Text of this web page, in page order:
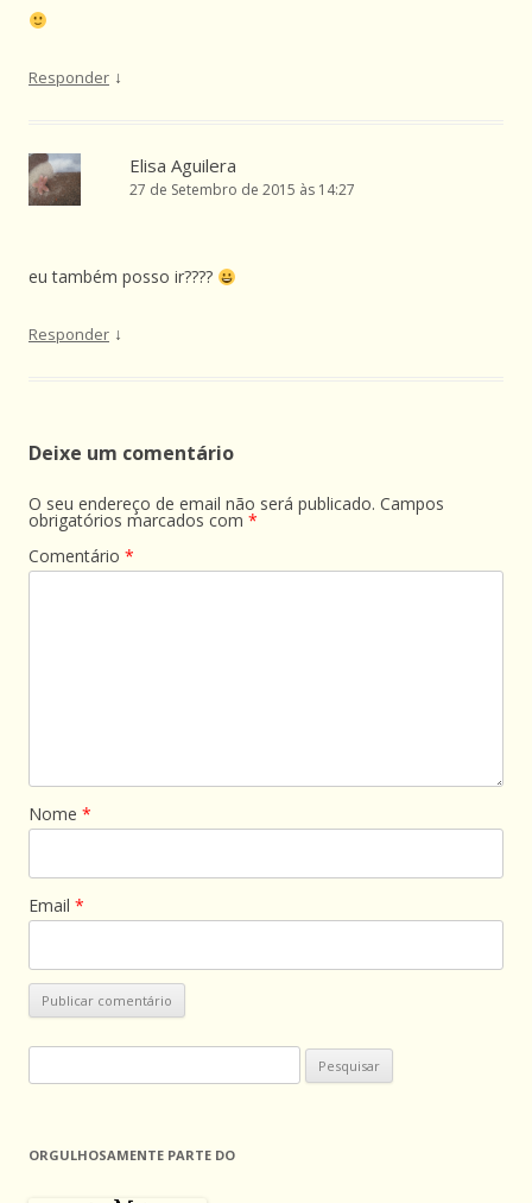
Responder ↓
Elisa Aguilera
27 de Setembro de 2015 às 14:27
eu também posso ir????
Responder ↓
Deixe um comentário
O seu endereço de email não será publicado. Campos
obrigatórios marcados com *
Comentário *
Nome *
Email *
por:
ORGULHOSAMENTE PARTE DO